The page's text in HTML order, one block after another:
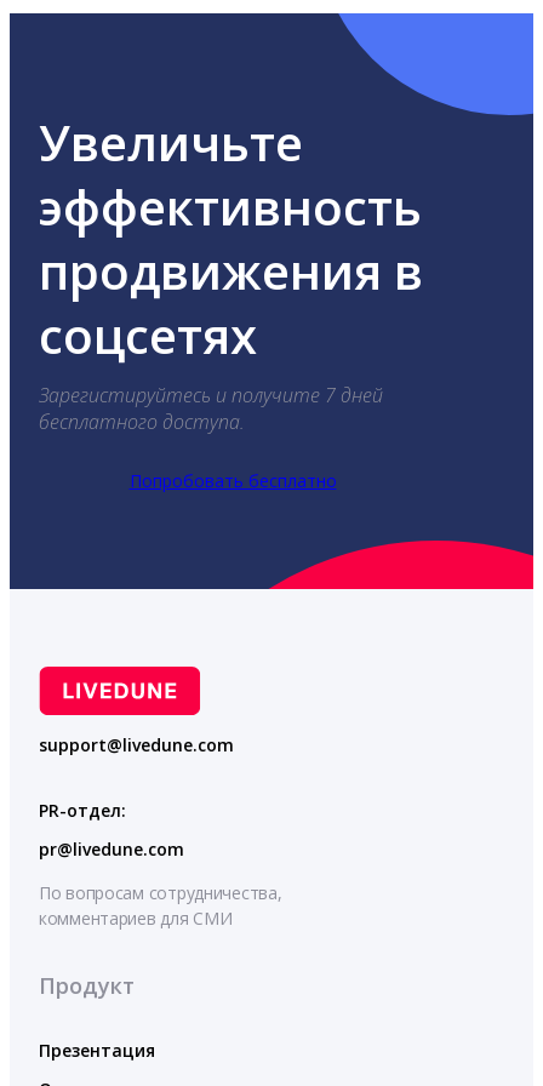
Увеличьте
эффективность
продвижения в
соцсетях
Зарегистируйтесь и получите 7 дней
бесплатного доступа.
Попробовать бесплатно
support@livedune.com
PR-отдел:
pr@livedune.com
По вопросам сотрудничества,
комментариев для СМИ
Продукт
Презентация